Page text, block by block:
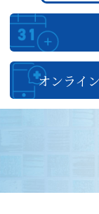
オンライ